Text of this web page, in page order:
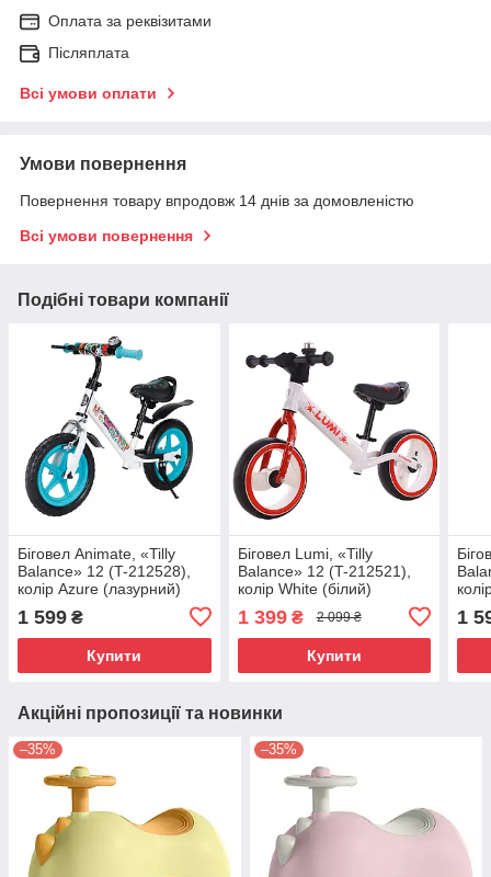
Оплата за реквізитами
Післяплата
Всі умови оплати
Умови повернення
Повернення товару впродовж 14 днів за домовленістю
Всі умови повернення
Подібні товари компанії
Біговел Animate, «Tilly
Balance» 12 (T-212528),
колір Azure (лазурний)
1 599 ₴
Купити
Біговел Lumi, «Tilly
Balance» 12 (T-212521),
колір White (білий)
1 399₴ 2 099 ₴
Купити
1
Акційні пропозиції та новинки
–35% –35%